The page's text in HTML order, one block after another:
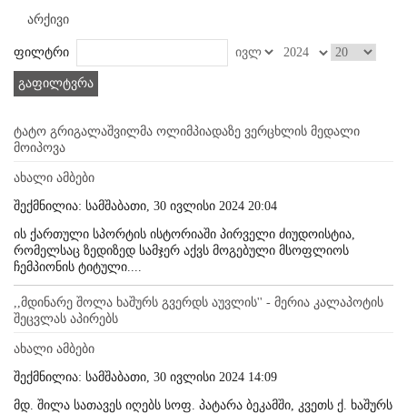
არქივი
ფილტრი
გაფილტვრა
ტატო გრიგალაშვილმა ოლიმპიადაზე ვერცხლის მედალი
მოიპოვა
ახალი ამბები
შექმნილია: სამშაბათი, 30 ივლისი 2024 20:04
ის ქართული სპორტის ისტორიაში პირველი ძიუდოისტია,
რომელსაც ზედიზედ სამჯერ აქვს მოგებული მსოფლიოს
ჩემპიონის ტიტული....
,,მდინარე შოლა ხაშურს გვერდს აუვლის'' - მერია კალაპოტის
შეცვლას აპირებს
ახალი ამბები
შექმნილია: სამშაბათი, 30 ივლისი 2024 14:09
მდ. შილა სათავეს იღებს სოფ. პატარა ბეკამში, კვეთს ქ. ხაშურს